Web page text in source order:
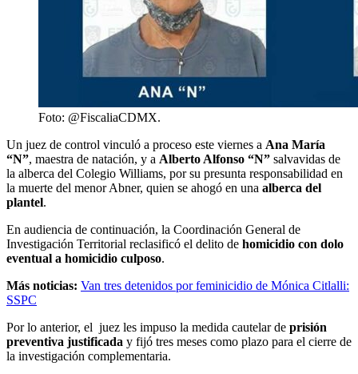
Foto: @FiscaliaCDMX.
Un juez de control vinculó a proceso este viernes a Ana María
“N”, maestra de natación, y a Alberto Alfonso “N” salvavidas de
la alberca del Colegio Williams, por su presunta responsabilidad en
la muerte del menor Abner, quien se ahogó en una alberca del
plantel.
En audiencia de continuación, la Coordinación General de
Investigación Territorial reclasificó el delito de homicidio con dolo
eventual a homicidio culposo.
Más noticias: Van tres detenidos por feminicidio de Mónica Citlalli:
SSPC
Por lo anterior, el juez les impuso la medida cautelar de prisión
preventiva justificada y fijó tres meses como plazo para el cierre de
la investigación complementaria.